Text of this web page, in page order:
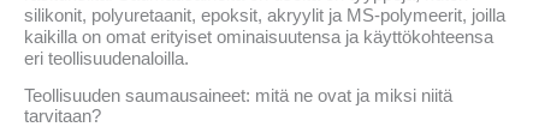
silikonit, polyuretaanit, epoksit, akryylit ja MS-polymeerit, joilla
kaikilla on omat erityiset ominaisuutensa ja käyttökohteensa
eri teollisuudenaloilla.
Teollisuuden saumausaineet: mitä ne ovat ja miksi niitä
tarvitaan?